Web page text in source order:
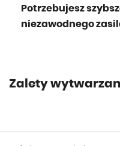
Potrzebujesz
niezawodnego
Zalety